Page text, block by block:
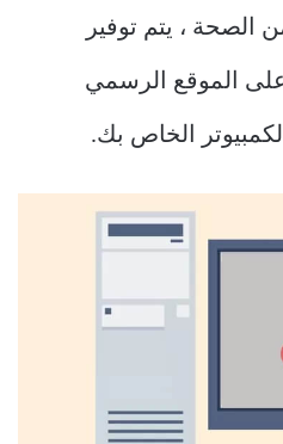
الصحة ، يتم توفير
على الموقع الرسمي
الخاص بك.